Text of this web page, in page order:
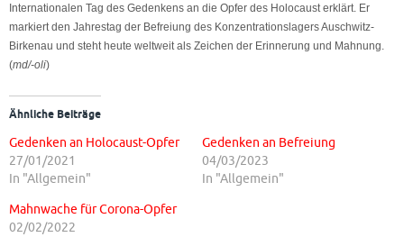
Internationalen Tag des Gedenkens an die Opfer des Holocaust erklärt. Er
markiert den Jahrestag der Befreiung des Konzentrationslagers Auschwitz-
Birkenau und steht heute weltweit als Zeichen der Erinnerung und Mahnung.
(md/-oli)
Ähnliche Beiträge
Gedenken an Holocaust-Opfer
27/01/2021
In "Allgemein"
Gedenken an Befreiung
04/03/2023
In "Allgemein"
Mahnwache für Corona-Opfer
02/02/2022